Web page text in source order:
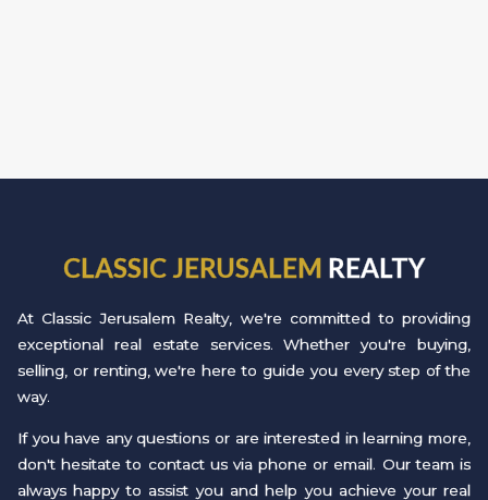
CLASSIC JERUSALEM REALTY
At Classic Jerusalem Realty, we're committed to providing
exceptional real estate services. Whether you're buying,
selling, or renting, we're here to guide you every step of the
way.
If you have any questions or are interested in learning more,
don't hesitate to contact us via phone or email. Our team is
always happy to assist you and help you achieve your real